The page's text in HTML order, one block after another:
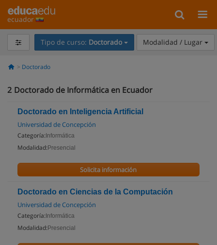
ecuador
Tipo de curso: Doctorado Modalidad / Lugar
Doctorado
2 Doctorado de Informática en Ecuador
Doctorado en Inteligencia Artificial
Universidad de Concepción
Categoría: Informática
Modalidad: Presencial
Solicita información
Doctorado en Ciencias de la Computación
Universidad de Concepción
Categoría: Informática
Modalidad: Presencial